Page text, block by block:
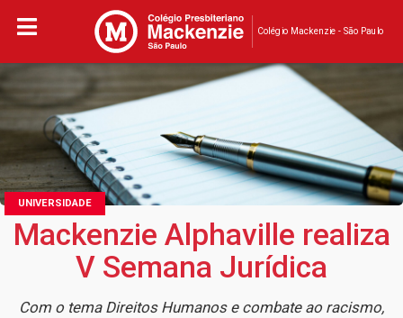
Colégio Mackenzie - São Paulo
UNIVERSIDADE
Mackenzie Alphaville realiza
V Semana Jurídica
Com o tema Direitos Humanos e combate ao racismo,